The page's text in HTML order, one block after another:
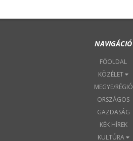
NAVIGÁCIÓ
FŐOLDAL
KÖZÉLET
MEGYE/RÉGIÓ
ORSZÁGOS
GAZDASÁG
KÉK HÍREK
KULTÚRA